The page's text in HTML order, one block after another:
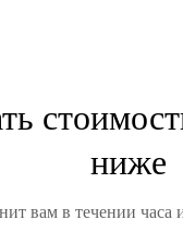
ниже
вам в течении часа